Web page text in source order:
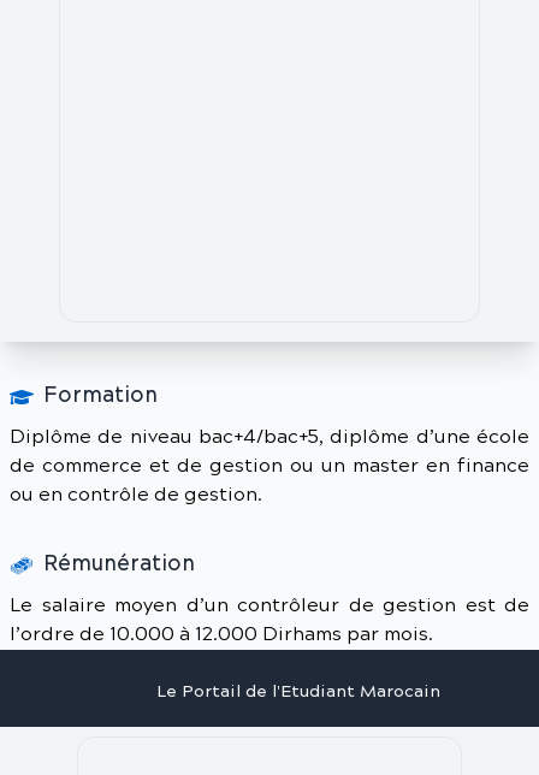
Formation
Diplôme de niveau bac+4/bac+5, diplôme d’une école
de commerce et de gestion ou un master en finance
ou en contrôle de gestion.
Rémunération
Le salaire moyen d’un contrôleur de gestion est de
l’ordre de 10.000 à 12.000 Dirhams par mois.
Le Portail de l'Etudiant Marocain